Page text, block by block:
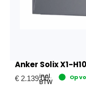
Anker Solix X1-
€ 2.139,00
incl.
BTW
Op